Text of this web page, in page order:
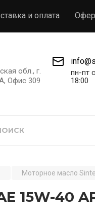
и оплата
обл., г.
Офис 309
пн-пт
18:00
Моторное масло
15W-40